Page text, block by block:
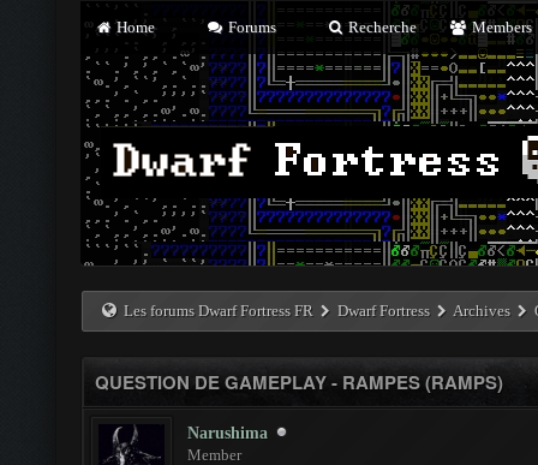
Home Forums Recherche Members
Les forums Dwarf Fortress FR Dwarf Fortress Archives
QUESTION DE GAMEPLAY - RAMPES (RAMPS)
Narushima
Member